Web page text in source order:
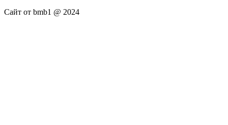
Сайт от bmb1 @ 2024